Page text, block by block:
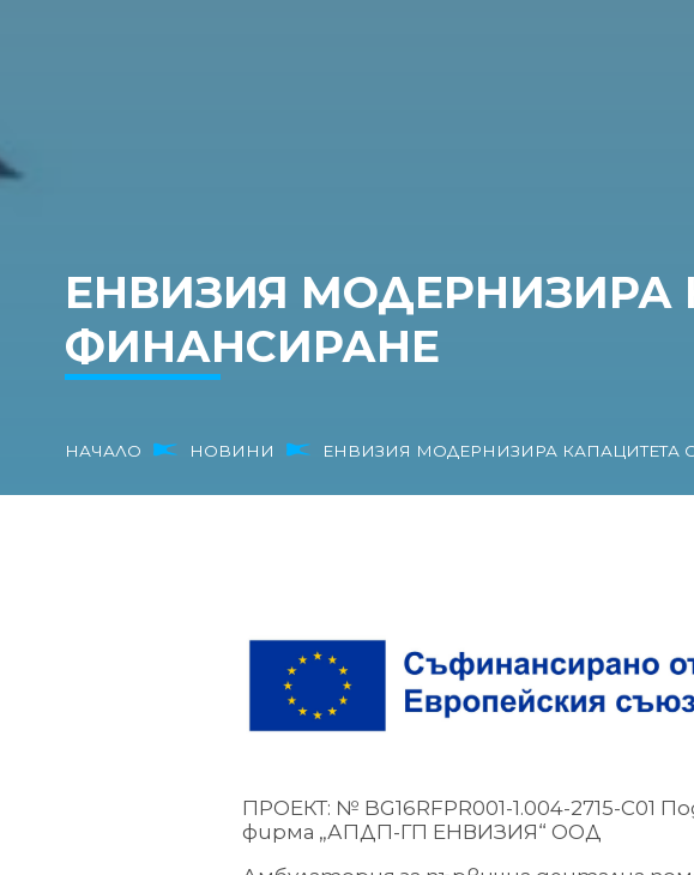
ЕНВИЗИЯ МОДЕРНИЗИРА
ФИНАНСИРАНЕ
НАЧАЛО НОВИНИ ЕНВИЗИЯ МОДЕРНИЗИРА
ПРОЕКТ: № BG16RFPR001-1.004-2715-C01
фирма „АПДП-ГП ЕНВИЗИЯ“ ООД